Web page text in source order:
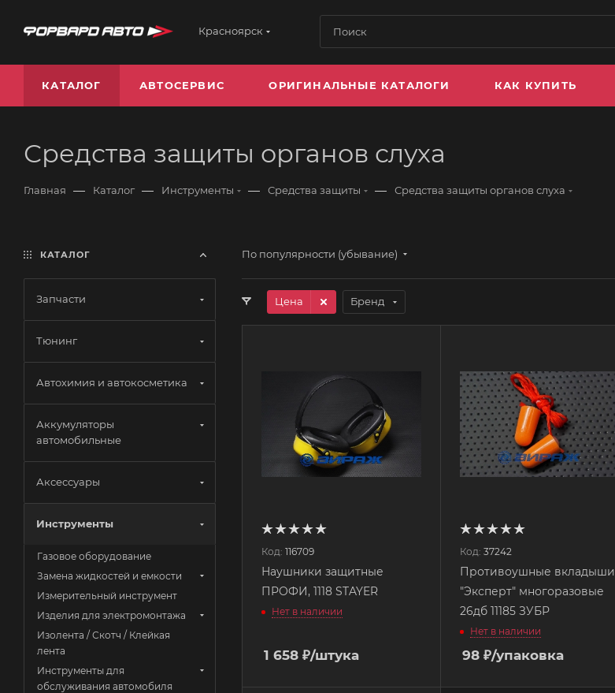
Красноярск
КАТАЛОГ АВТОСЕРВИС ОРИГИНАЛЬНЫЕ КАТАЛОГИ КАК КУПИТЬ
Средства защиты органов слуха
Главная — Каталог — Инструменты — Средства защиты — Средства защиты органов слуха
По популярности (убывание)
Цена Бренд
Код: 116709
Наушники защитные
ПРОФИ, 1118 STAYER
Нет в наличии
1 658 ₽/штука
Код: 37242
Противоушные вкладыши
"Эксперт" многоразовые
26дб 11185 ЗУБР
Нет в наличии
98₽/упаковка
КАТАЛОГ
Запчасти
Тюнинг
Автохимия и автокосметика
Аккумуляторы
автомобильные
Аксессуары
Инструменты
Газовое оборудование
Замена жидкостей и емкости
Измерительный инструмент
Изделия для электромонтажа
Изолента / Скотч / Клейкая
лента
Инструменты для
обслуживания автомобиля